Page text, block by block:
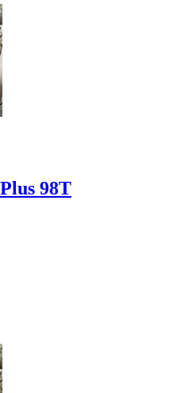
98T